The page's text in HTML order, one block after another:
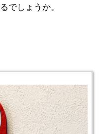
でしょうか。